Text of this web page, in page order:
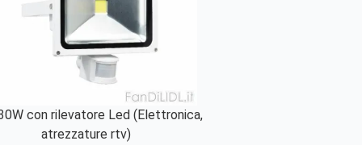
con rilevatore Led (Elettronica,
atrezzature rtv)